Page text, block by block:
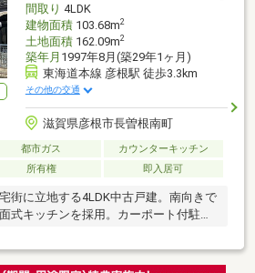
間取り 4LDK
建物面積103.68m2
土地面積162.09m2
築年月 1997年8月(築29年1ヶ月)
東海道本線 彦根駅 徒歩3.3km
その他の交通
滋賀県彦根市長曽根南町
都市ガス
カウンターキッチン
所有権 即入居可
街に立地する4LDK中古戸建。南向きで
式キッチンを採用。カーポート付駐車2